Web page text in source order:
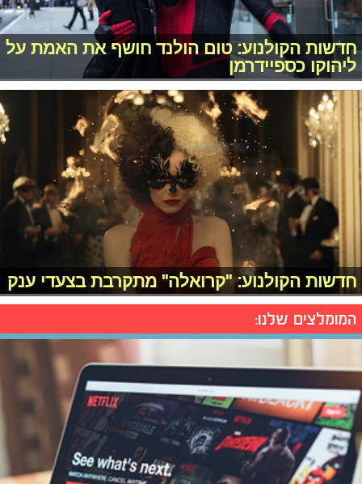
חדשות הקולנוע: טום הולנד חושף את האמת על
ליהוקו כספיידרמן
חדשות הקולנוע: "קרואלה" מתקרבת בצעדי ענק
המומלצים שלנו: